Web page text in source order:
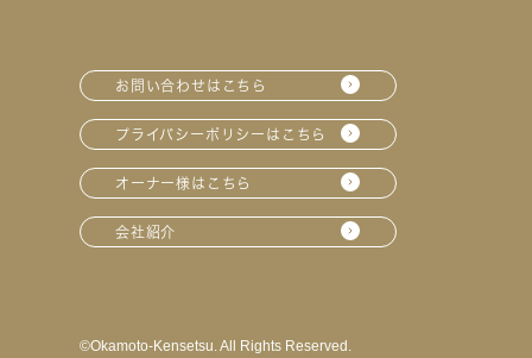
お問い合わせはこちら
プライバシーポリシーはこちら
オーナー様はこちら
会社紹介
©︎Okamoto-Kensetsu. All Rights Reserved.